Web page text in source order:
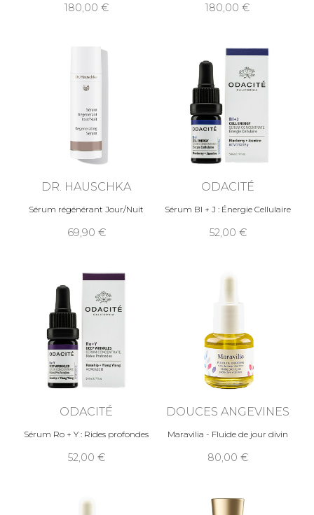
180,00 180,00
DR. HAUSCHKA
Sérum régénérant Jour/Nuit
69,90
ODACITÉ
Sérum Bl + J : Énergie Cellulaire
52,00
ODACITÉ
Sérum Ro + Y : Rides profondes
52,00
DOUCES ANGEVINES
Maravilia - Fluide de jour divin
80,00